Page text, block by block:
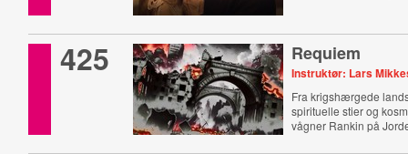
425 Requiem
Instruktør: Lars
Fra krigshærgede
spirituelle stier og
vågner Rankin på